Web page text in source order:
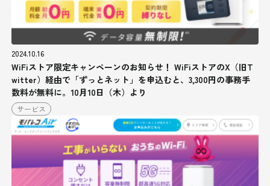
2024.10.16
WiFiストア限定キャンペーンのお知らせ！ WiFiストアのX（旧T
witter）経由で「ずっとネット」を申込むと、3,300円の事務手
数料が無料に。10月10日（木）より
サービス